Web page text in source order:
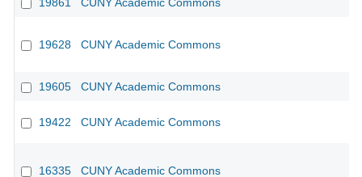
19628 CUNY Academic Commons
19605 CUNY Academic Commons
19422 CUNY Academic Commons
16335 CUNY Academic Commons